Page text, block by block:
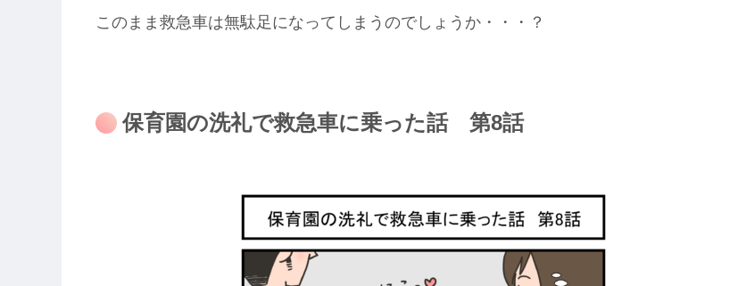
このまま救急車は無駄足になってしまうのでしょうか・・・？
保育園の洗礼で救急車に乗った話 第8話